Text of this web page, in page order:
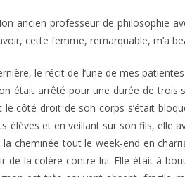
ancien professeur de philosophie
cette femme, remarquable, m’a
le récit de l’une de mes
était arrêté pour une durée de trois
côté droit de son corps s’était
élèves et en veillant sur son fils, elle
cheminée tout le week-end en
de la colère contre lui. Elle était à